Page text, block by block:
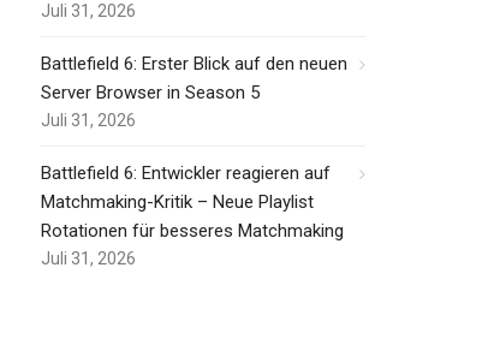
Juli 31, 2026
Battlefield 6: Erster Blick auf den neuen
Server Browser in Season 5
Juli 31, 2026
Battlefield 6: Entwickler reagieren auf
Matchmaking-Kritik – Neue Playlist
Rotationen für besseres Matchmaking
Juli 31, 2026